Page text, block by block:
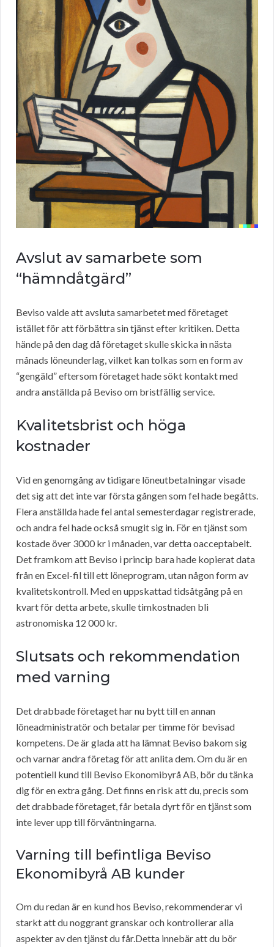
Avslut av samarbete som
“hämndåtgärd”
Beviso valde att avsluta samarbetet med företaget
istället för att förbättra sin tjänst efter kritiken. Detta
hände på den dag då företaget skulle skicka in nästa
månads löneunderlag, vilket kan tolkas som en form av
“gengäld” eftersom företaget hade sökt kontakt med
andra anställda på Beviso om bristfällig service.
Kvalitetsbrist och höga
kostnader
Vid en genomgång av tidigare löneutbetalningar visade
det sig att det inte var första gången som fel hade begåtts.
Flera anställda hade fel antal semesterdagar registrerade,
och andra fel hade också smugit sig in. För en tjänst som
kostade över 3000 kr i månaden, var detta oacceptabelt.
Det framkom att Beviso i princip bara hade kopierat data
från en Excel-fil till ett löneprogram, utan någon form av
kvalitetskontroll. Med en uppskattad tidsåtgång på en
kvart för detta arbete, skulle timkostnaden bli
astronomiska 12 000 kr.
Slutsats och rekommendation
med varning
Det drabbade företaget har nu bytt till en annan
löneadministratör och betalar per timme för bevisad
kompetens. De är glada att ha lämnat Beviso bakom sig
och varnar andra företag för att anlita dem. Om du är en
potentiell kund till Beviso Ekonomibyrå AB, bör du tänka
dig för en extra gång. Det finns en risk att du, precis som
det drabbade företaget, får betala dyrt för en tjänst som
inte lever upp till förväntningarna.
Varning till befintliga Beviso
Ekonomibyrå AB kunder
Om du redan är en kund hos Beviso, rekommenderar vi
starkt att du noggrant granskar och kontrollerar alla
aspekter av den tjänst du får.Detta innebär att du bör